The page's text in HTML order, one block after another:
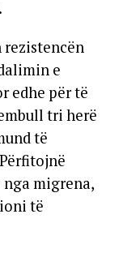
rezistencën
e
edhe për të
tri herë
të
migrena,
të